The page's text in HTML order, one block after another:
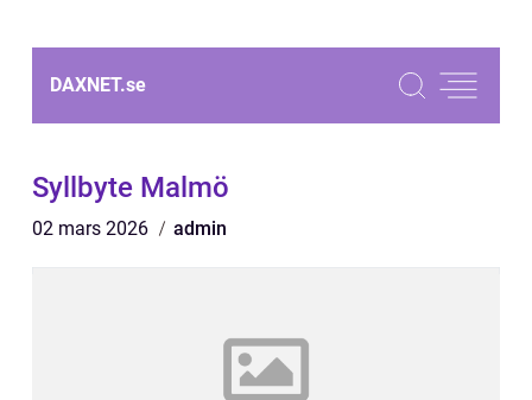
DAXNET.se
Syllbyte Malmö
02 mars 2026 admin